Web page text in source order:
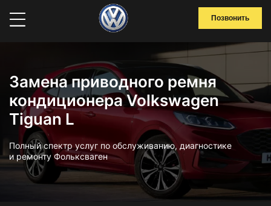
Позвонить
Замена приводного ремня
кондиционера Volkswagen
Tiguan L
Полный спектр услуг по обслуживанию, диагностике
и ремонту Фольксваген